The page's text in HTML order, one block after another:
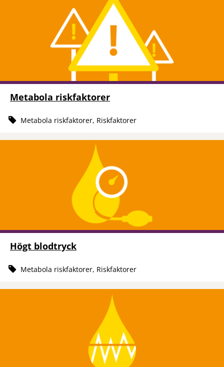
Metabola riskfaktorer
Metabola riskfaktorer, Riskfaktorer
Högt blodtryck
Metabola riskfaktorer, Riskfaktorer